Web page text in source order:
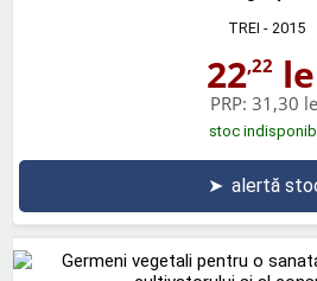
TREI - 2015
22,22
PRP: 31,30
stoc
➤ alertă